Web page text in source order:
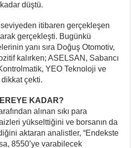
düştü.
itibaren gerçekleşen
gerçekleşti. Bugünkü
yanı sıra Doğuş Otomotiv,
kalırken; ASELSAN, Sabancı
YEO Teknoloji ve
dikkat çekti.
KADAR?
alınan sıkı para
yükselttiğini ve borsanın da
aktaran analistler, “Endekste
8550’ye varabilecek